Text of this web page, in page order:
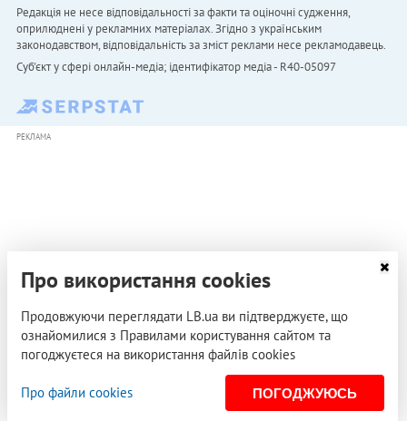
Редакція не несе відповідальності за факти та оціночні судження,
оприлюднені у рекламних матеріалах. Згідно з українським
законодавством, відповідальність за зміст реклами несе рекламодавець.
Cуб'єкт у сфері онлайн-медіа; ідентифікатор медіа - R40-05097
РЕКЛАМА
Про використання cookies
Продовжуючи переглядати LB.ua ви підтверджуєте, що
ознайомилися з Правилами користування сайтом та
погоджуєтеся на використання файлів cookies
Про файли cookies ПОГОДЖУЮСЬ